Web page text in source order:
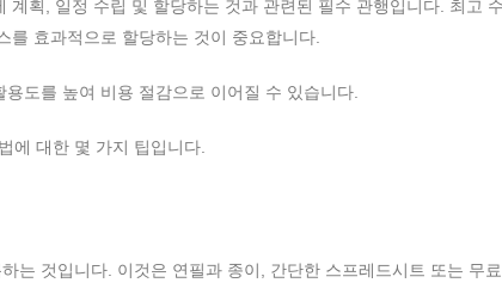
획, 일정 수립 및 할당하는 것과 관련된 필수 관행입니다. 최고
효과적으로 할당하는 것이 중요합니다.
도를 높여 비용 절감으로 이어질 수 있습니다.
에 대한 몇 가지 팁입니다.
는 것입니다. 이것은 연필과 종이, 간단한 스프레드시트 또는 무